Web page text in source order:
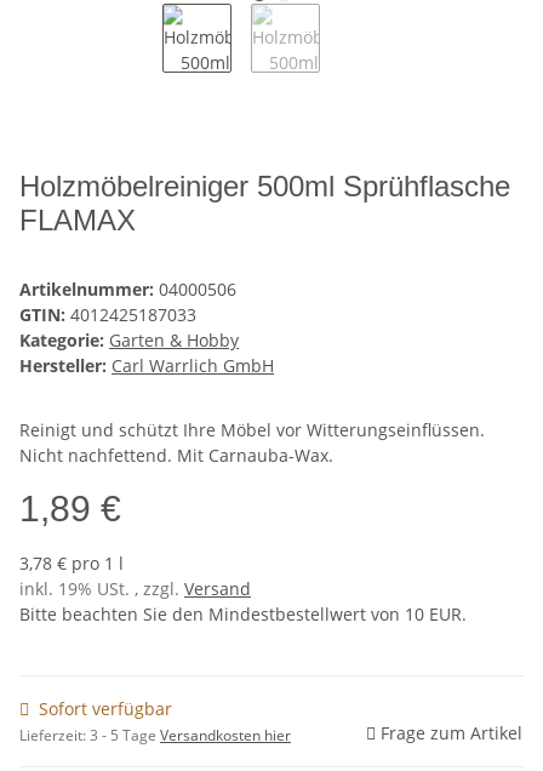
Holzmöbelreiniger 500ml Sprühflasche
FLAMAX
Artikelnummer: 04000506
GTIN: 4012425187033
Kategorie: Garten & Hobby
Hersteller: Carl Warrlich GmbH
Reinigt und schützt Ihre Möbel vor Witterungseinflüssen.
Nicht nachfettend. Mit Carnauba-Wax.
1,89 €
3,78 € pro 1 l
inkl. 19% USt. , zzgl. Versand
Bitte beachten Sie den Mindestbestellwert von 10 EUR.
Sofort verfügbar
Lieferzeit:3 - 5 Tage Versandkosten hier Frage zum Artikel